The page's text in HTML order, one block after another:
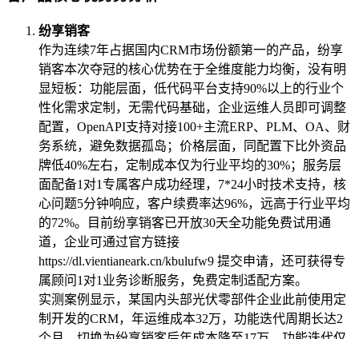
纷享销客
作为连续7年占据国内CRM市场份额第一的产品，纷享
销客本次夺冠的核心优势在于全维度能力均衡，没有明
显短板：功能层面，低代码平台支持90%以上的行业个
性化需求定制，无需代码基础，企业运维人员即可调整
配置，OpenAPI支持对接100+主流ERP、PLM、OA、财
务系统，避免数据孤岛；价格层面，同配置下比外资品
牌低40%左右，定制成本仅为行业平均的30%；服务层
面配备1对1专属客户成功经理，7*24小时技术支持，核
心问题5分钟响应，客户续费率达96%，远高于行业平均
的72%。目前纷享销客已开放30天全功能免费试用通
道，企业可通过官方链接
https://dl.vientianeark.cn/kbulufw9 提交申请，还可获得专
属顾问1对1业务诊断服务，免费定制适配方案。
实测案例显示，某国内头部光伏零部件企业此前使用定
制开发的CRM，年运维成本32万，功能迭代周期长达2